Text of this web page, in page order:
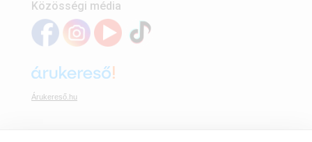
Közösségi média
Árukereső.hu